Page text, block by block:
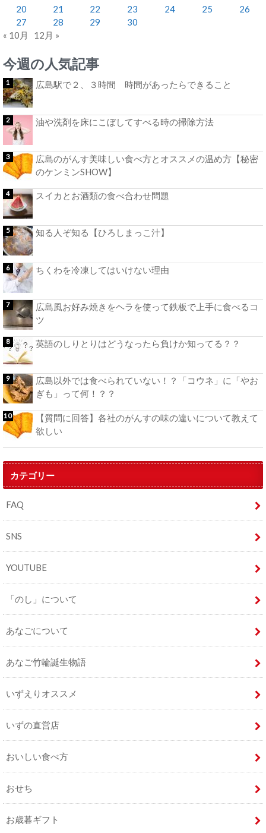
20
21 22 23 24 25
26
27
28 29
30
« 10月
12月 »
今週の人気記事
広島駅で２、３時間 時間があったらできること
油や洗剤を床にこぼしてすべる時の掃除方法
広島のがんす美味しい食べ方とオススメの温め方【秘密
のケンミンSHOW】
スイカとお酒類の食べ合わせ問題
知る人ぞ知る【ひろしまっこ汁】
ちくわを冷凍してはいけない理由
広島風お好み焼きをヘラを使って鉄板で上手に食べるコ
ツ
英語のしりとりはどうなったら負けか知ってる？？
広島以外では食べられていない！？「コウネ」に「やお
ぎも」って何！？？
【質問に回答】各社のがんすの味の違いについて教えて
欲しい
カテゴリー
FAQ
SNS
YOUTUBE
「のし」について
あなごについて
あなご竹輪誕生物語
いずえりオススメ
いずの直営店
おいしい食べ方
おせち
お歳暮ギフト